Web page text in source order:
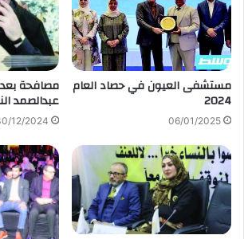
مستشفى العيون في حصاد العام
2024
06/01/2025
مصافحة بعد
عبدالصمد
12/2024